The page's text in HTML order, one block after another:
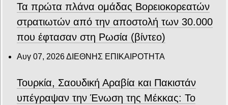
Τα πρώτα πλάνα ομάδας Βορειοκορεατών
στρατιωτών από την αποστολή των 30.000
που έφτασαν στη Ρωσία (βίντεο)
Αυγ 07, 2026ΔΙΕΘΝΗΣ ΕΠΙΚΑΙΡΟΤΗΤΑ
Τουρκία, Σαουδική Αραβία και Πακιστάν
υπέγραψαν την Ένωση της Μέκκας: Το